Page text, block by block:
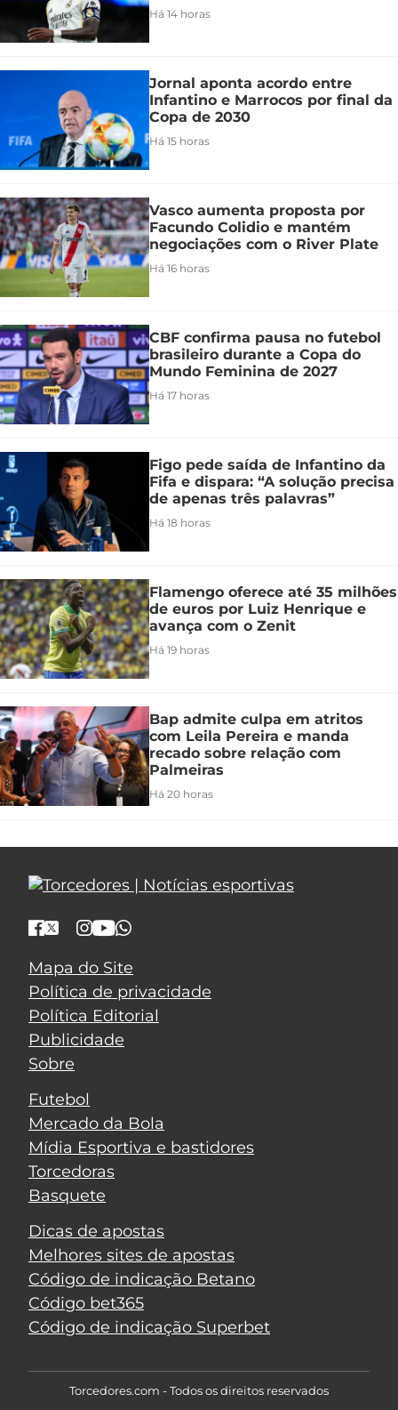
Há 14 horas
Jornal aponta acordo entre
Infantino e Marrocos por final da
Copa de 2030
Há 15 horas
Vasco aumenta proposta por
Facundo Colidio e mantém
negociações com o River Plate
Há 16 horas
CBF confirma pausa no futebol
brasileiro durante a Copa do
Mundo Feminina de 2027
Há 17 horas
Figo pede saída de Infantino da
Fifa e dispara: “A solução precisa
de apenas três palavras”
Há 18 horas
Flamengo oferece até 35 milhões
de euros por Luiz Henrique e
avança com o Zenit
Há 19 horas
Bap admite culpa em atritos
com Leila Pereira e manda
recado sobre relação com
Palmeiras
Há 20 horas
Mapa do Site
Política de privacidade
Política Editorial
Publicidade
Sobre
Futebol
Mercado da Bola
Mídia Esportiva e bastidores
Torcedoras
Basquete
Dicas de apostas
Melhores sites de apostas
Código de indicação Betano
Código bet365
Código de indicação Superbet
Torcedores.com - Todos os direitos reservados